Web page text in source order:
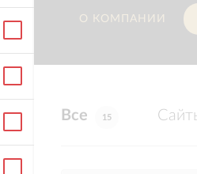
О КОМПАНИИ
Все 15